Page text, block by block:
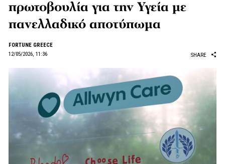
πρωτοβουλία για την Υγεία με
πανελλαδικό αποτύπωμα
FORTUNE GREECE
12/05/2026, 11:36
SHARE